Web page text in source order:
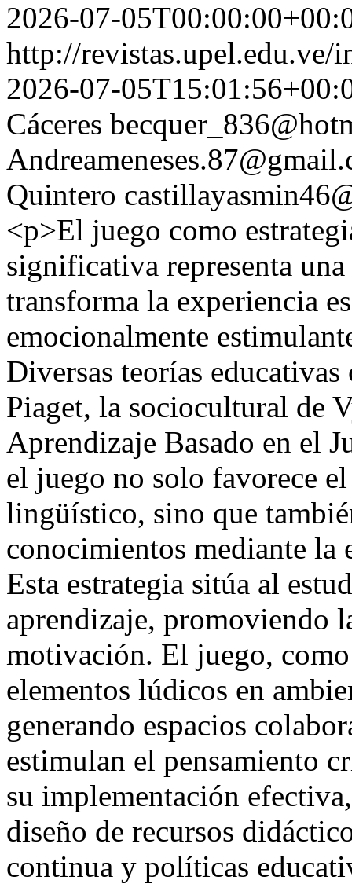
2026-07-
http://
2026-07-
Cáceres
Quintero
<p>El juego como
significativa representa
transforma la experiencia
emocionalmente
Diversas teorías
Piaget, la sociocultural de
Aprendizaje Basado en el
el juego no solo favorece
lingüístico, sino que
conocimientos mediante la
Esta estrategia sitúa al
aprendizaje, promoviendo
motivación. El juego,
elementos lúdicos en
generando espacios
estimulan el pensamiento
su implementación
diseño de recursos
continua y políticas